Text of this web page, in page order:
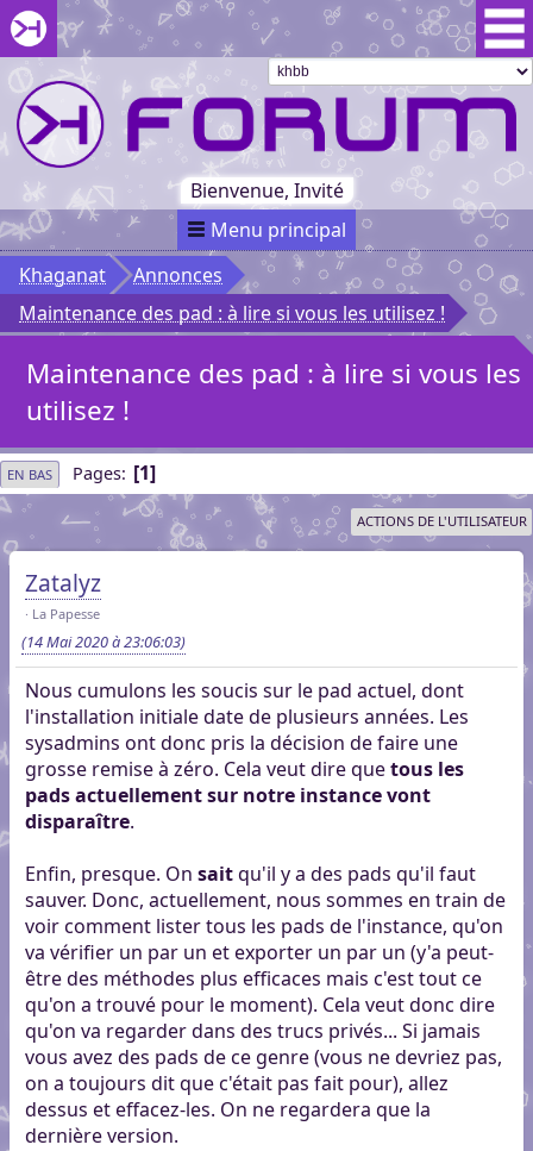
Aller au menu du forum
Aller au contenu du forum
Aller à la recherche dans le forum
Passer le
menu
Khaganat
Retour
au début
du menu
Khaganat
Bienvenue, Invité
Menu principal
Khaganat
Annonces
Maintenance des pad : à lire si vous les utilisez !
Maintenance des pad : à lire si vous les
utilisez !
EN BAS Pages 1
ACTIONS DE L'UTILISATEUR
Zatalyz
La Papesse
(14 Mai 2020 à 23:06:03)
Nous cumulons les soucis sur le pad actuel, dont
l'installation initiale date de plusieurs années. Les
sysadmins ont donc pris la décision de faire une
grosse remise à zéro. Cela veut dire quetous les
pads actuellement sur notre instance vont
disparaître.
Enfin, presque. On saitqu'il y a des pads qu'il faut
sauver. Donc, actuellement, nous sommes en train de
voir comment lister tous les pads de l'instance, qu'on
va vérifier un par un et exporter un par un (y'a peut-
être des méthodes plus efficaces mais c'est tout ce
qu'on a trouvé pour le moment). Cela veut donc dire
qu'on va regarder dans des trucs privés... Si jamais
vous avez des pads de ce genre (vous ne devriez pas,
on a toujours dit que c'était pas fait pour), allez
dessus et effacez-les. On ne regardera que la
dernière version.